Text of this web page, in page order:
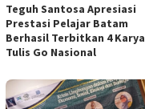
Teguh Santosa Apresiasi
Prestasi Pelajar Batam
Berhasil Terbitkan 4 Karya
Tulis Go Nasional